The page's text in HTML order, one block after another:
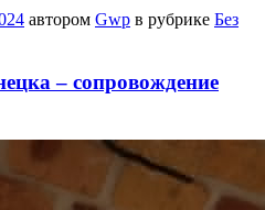
автором Gwp в рубрике Без
– сопровождение